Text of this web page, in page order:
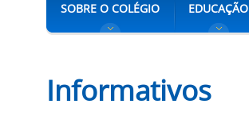
SOBRE O COLÉGIO EDUCAÇÃO
Informativos